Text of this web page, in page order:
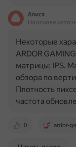
Алиса
На основе
0 ardor-
Некоторые
ARDOR
матрицы: IPS.
обзора по
Плотность
частота